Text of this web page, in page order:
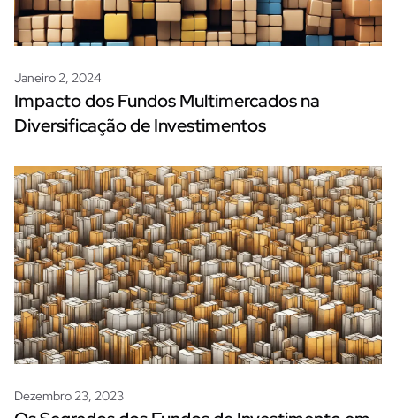
Janeiro 2, 2024
Impacto dos Fundos Multimercados na
Diversificação de Investimentos
Dezembro 23, 2023